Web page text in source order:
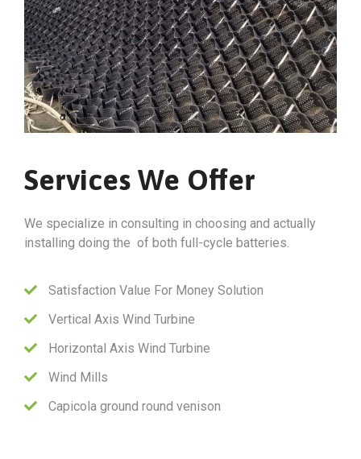
Services We Offer
We specialize in consulting in choosing and actually
installing doing the of both full-cycle batteries.
Satisfaction Value For Money Solution
Vertical Axis Wind Turbine
Horizontal Axis Wind Turbine
Wind Mills
Capicola ground round venison